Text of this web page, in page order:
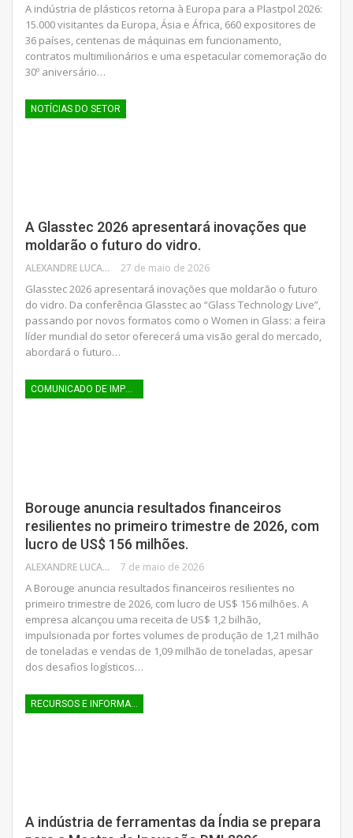
A indústria de plásticos retorna à Europa para a Plastpol 2026:
15.000 visitantes da Europa, Ásia e África, 660 expositores de
36 países, centenas de máquinas em funcionamento,
contratos multimilionários e uma espetacular comemoração do
30º aniversário…
NOTÍCIAS DO SETOR
A Glasstec 2026 apresentará inovações que
moldarão o futuro do vidro.
ALEXANDRE LUCAS 27 de maio de 2026
Glasstec 2026 apresentará inovações que moldarão o futuro
do vidro. Da conferência Glasstec ao “Glass Technology Live”,
passando por novos formatos como o Women in Glass: a feira
líder mundial do setor oferecerá uma visão geral do mercado,
abordará o futuro…
COMUNICADO DE IMPRENSA
Borouge anuncia resultados financeiros
resilientes no primeiro trimestre de 2026, com
lucro de US$ 156 milhões.
ALEXANDRE LUCAS 7 de maio de 2026
A Borouge anuncia resultados financeiros resilientes no
primeiro trimestre de 2026, com lucro de US$ 156 milhões. A
empresa alcançou uma receita de US$ 1,2 bilhão,
impulsionada por fortes volumes de produção de 1,21 milhão
de toneladas e vendas de 1,09 milhão de toneladas, apesar
dos desafios logísticos…
RECURSOS E INFORMAÇÕES
A indústria de ferramentas da Índia se prepara